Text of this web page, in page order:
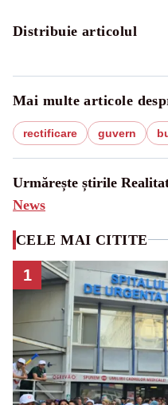
Distribuie articolul
Mai multe articole
rectificare guvern
Urmărește știrile
News
CELE MAI CITITE
1